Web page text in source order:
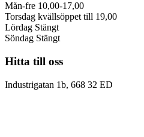
Mån-fre 10,00-17,00
Torsdag kvällsöppet till 19,00
Lördag Stängt
Söndag Stängt
Hitta till oss
Industrigatan 1b, 668 32 ED